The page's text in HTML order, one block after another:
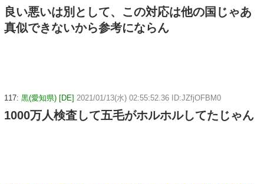
良い悪いは別として、この対応は他の国じゃあ
真似できないから参考にならん
117: 黒(愛知県) [DE] 2021/01/13(水) 02:55:52.36 ID:JZfjOFBM0
1000万人検査して五毛がホルホルしてたじゃん